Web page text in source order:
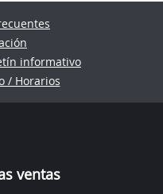
informativo
/ Horarios
ventas